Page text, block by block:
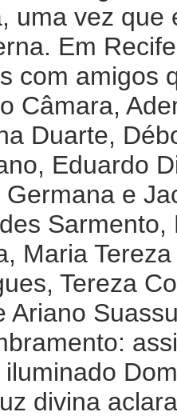
uma vez que
Em
com amigos
Câmara,
Duarte,
Eduardo
e
Maria
Tereza
Ariano
divina